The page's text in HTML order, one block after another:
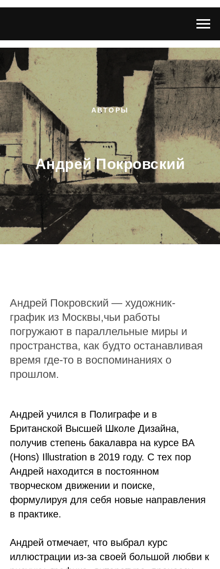
АВТОРЫ
Андрей Покровский
Андрей Покровский — художник-
график из Москвы,чьи работы
погружают в параллельные миры и
пространства, как будто останавливая
время где-то в воспоминаниях о
прошлом.
Андрей учился в Полиграфе и в
Британской Высшей Школе Дизайна,
получив степень бакалавра на курсе BA
(Hons) Illustration в 2019 году. С тех пор
Андрей находится в постоянном
творческом движении и поиске,
формулируя для себя новые направления
в практике.
Андрей отмечает, что выбрал курс
иллюстрации из-за своей большой любви к